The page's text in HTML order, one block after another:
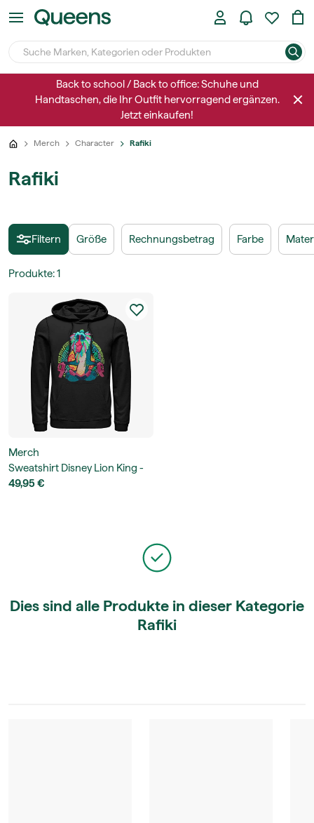
Back to school / Back to office: Schuhe und
Handtaschen, die Ihr Outfit hervorragend ergänzen.
Jetzt einkaufen!
Merch Character Rafiki
Rafiki
Filtern Größe Rechnungsbetrag Farbe
Produkte:1
Merch
Sweatshirt Disney Lion King -
Freaky Rafiki Unisex Hoodie
49,95 €
Dies sind alle Produkte in dieser Kategorie
Rafiki